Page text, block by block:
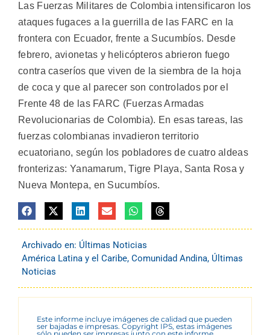
Las Fuerzas Militares de Colombia intensificaron los
ataques fugaces a la guerrilla de las FARC en la
frontera con Ecuador, frente a Sucumbíos. Desde
febrero, avionetas y helicópteros abrieron fuego
contra caseríos que viven de la siembra de la hoja
de coca y que al parecer son controlados por el
Frente 48 de las FARC (Fuerzas Armadas
Revolucionarias de Colombia). En esas tareas, las
fuerzas colombianas invadieron territorio
ecuatoriano, según los pobladores de cuatro aldeas
fronterizas: Yanamarum, Tigre Playa, Santa Rosa y
Nueva Montepa, en Sucumbíos.
Archivado en: Últimas Noticias
América Latina y el Caribe, Comunidad Andina, Últimas
Noticias
Este informe incluye imágenes de calidad que pueden
ser bajadas e impresas. Copyright IPS, estas imágenes